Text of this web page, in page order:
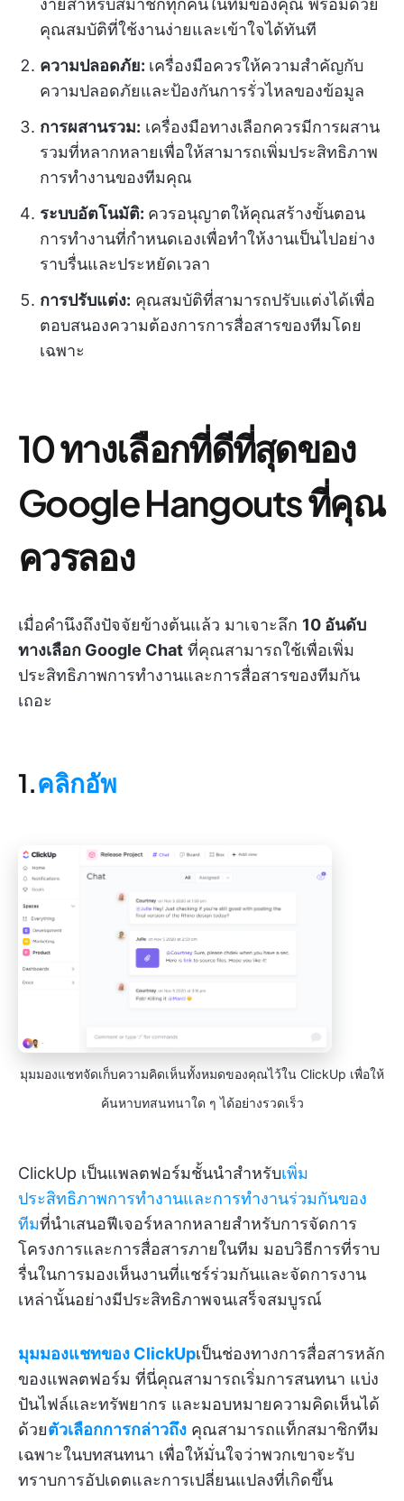
ง่ายสำหรับสมาชิกทุกคนในทีมของคุณ พร้อมด้วย
คุณสมบัติที่ใช้งานง่ายและเข้าใจได้ทันที
ความปลอดภัย: เครื่องมือควรให้ความสำคัญกับ
ความปลอดภัยและป้องกันการรั่วไหลของข้อมูล
การผสานรวม: เครื่องมือทางเลือกควรมีการผสาน
รวมที่หลากหลายเพื่อให้สามารถเพิ่มประสิทธิภาพ
การทำงานของทีมคุณ
ระบบอัตโนมัติ: ควรอนุญาตให้คุณสร้างขั้นตอน
การทำงานที่กำหนดเองเพื่อทำให้งานเป็นไปอย่าง
ราบรื่นและประหยัดเวลา
การปรับแต่ง: คุณสมบัติที่สามารถปรับแต่งได้เพื่อ
ตอบสนองความต้องการการสื่อสารของทีมโดย
เฉพาะ
10 ทางเลือกที่ดีที่สุดของ
Google Hangouts ที่คุณ
ควรลอง
เมื่อคำนึงถึงปัจจัยข้างต้นแล้ว มาเจาะลึก 10 อันดับ
ทางเลือก Google Chat ที่คุณสามารถใช้เพื่อเพิ่ม
ประสิทธิภาพการทำงานและการสื่อสารของทีมกัน
เถอะ
1.คลิกอัพ
มุมมองแชทจัดเก็บความคิดเห็นทั้งหมดของคุณไว้ใน ClickUp เพื่อให้
ค้นหาบทสนทนาใด ๆ ได้อย่างรวดเร็ว
ClickUp เป็นแพลตฟอร์มชั้นนำสำหรับเพิ่ม
ประสิทธิภาพการทำงานและการทำงานร่วมกันของ
ทีมที่นำเสนอฟีเจอร์หลากหลายสำหรับการจัดการ
โครงการและการสื่อสารภายในทีม มอบวิธีการที่ราบ
รื่นในการมองเห็นงานที่แชร์ร่วมกันและจัดการงาน
เหล่านั้นอย่างมีประสิทธิภาพจนเสร็จสมบูรณ์
มุมมองแชทของ ClickUpเป็นช่องทางการสื่อสารหลัก
ของแพลตฟอร์ม ที่นี่คุณสามารถเริ่มการสนทนา แบ่ง
ปันไฟล์และทรัพยากร และมอบหมายความคิดเห็นได้
ด้วยตัวเลือกการกล่าวถึง คุณสามารถแท็กสมาชิกทีม
เฉพาะในบทสนทนา เพื่อให้มั่นใจว่าพวกเขาจะรับ
ทราบการอัปเดตและการเปลี่ยนแปลงที่เกิดขึ้น